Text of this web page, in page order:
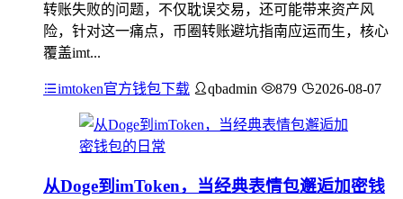
转账失败的问题，不仅耽误交易，还可能带来资产风
险，针对这一痛点，币圈转账避坑指南应运而生，核心
覆盖imt...
imtoken官方钱包下载 qbadmin 879 2026-08-07
从Doge到imToken，当经典表情包邂逅加密钱